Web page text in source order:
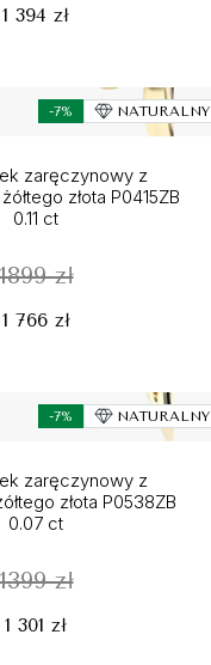
1 394 zł
-7% NATURALNY
zaręczynowy z
złota P0415ZB
0.11 ct
zł
1 766 zł
-7% NATURALNY
zaręczynowy z
złota P0538ZB
0.07 ct
zł
1 301 zł